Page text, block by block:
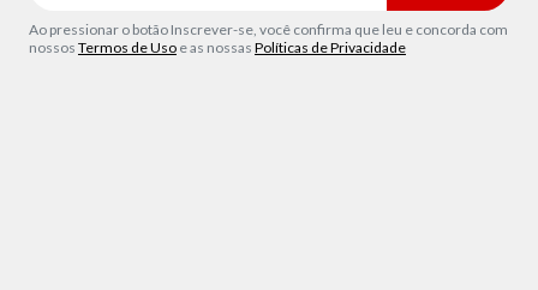
Ao pressionar o botão Inscrever-se, você confirma que leu e concorda com
nossos Termos de Uso e as nossas Políticas de Privacidade